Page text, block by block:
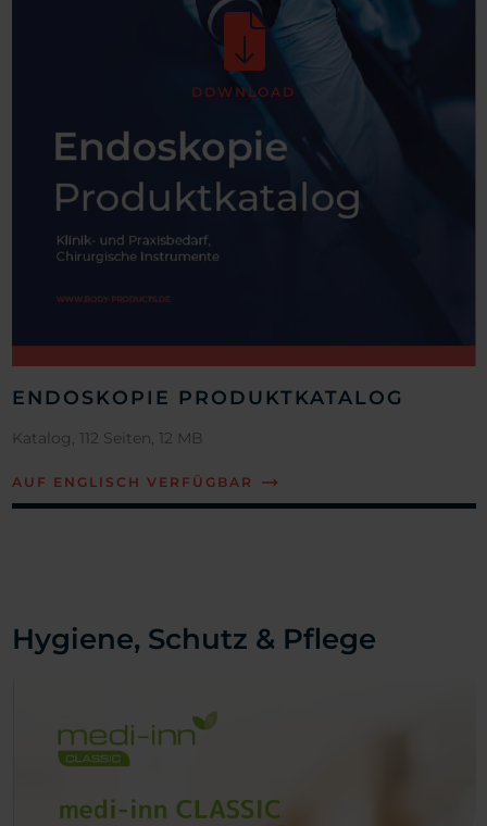
DOWNLOAD
ENDOSKOPIE PRODUKTKATALOG
Katalog, 112 Seiten, 12 MB
AUF ENGLISCH VERFÜGBAR
Hygiene, Schutz & Pflege